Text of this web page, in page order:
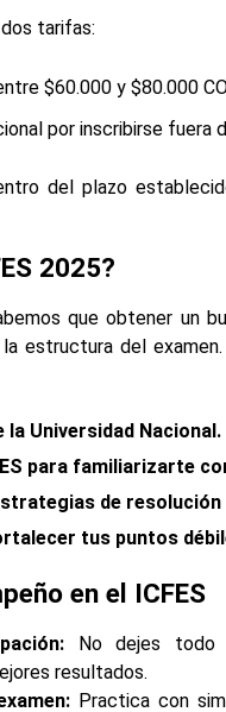
tarifas:
$60.000 y $80.000
por inscribirse fuera
del plazo
2025?
que obtener un
estructura del
Universidad Nacional.
para familiarizarte
de resolución
tus puntos
en el ICFES
No dejes todo
resultados.
Practica con